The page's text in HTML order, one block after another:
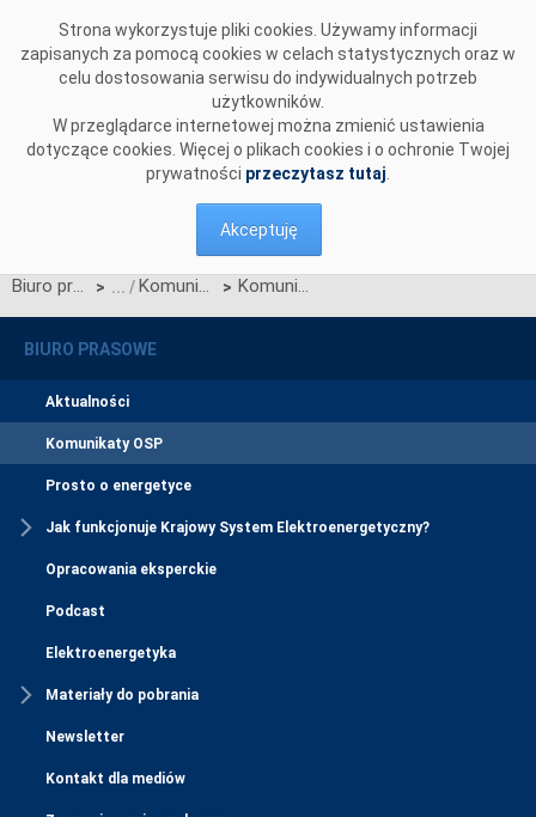
Strona wykorzystuje pliki cookies. Używamy informacji
zapisanych za pomocą cookies w celach statystycznych oraz w
celu dostosowania serwisu do indywidualnych potrzeb
użytkowników.
W przeglądarce internetowej można zmienić ustawienia
dotyczące cookies. Więcej o plikach cookies i o ochronie Twojej
prywatności przeczytasz tutaj
Akceptuję
Biuro prasowe > Komunikaty OSP > Komunikat OSP dotyczący zawieszenia procesu Jednolitego łączenia Rynku Dnia Bieżącego
BIURO PRASOWE
Aktualności
Komunikaty OSP
Prosto o energetyce
Jak funkcjonuje Krajowy System Elektroenergetyczny?
Opracowania eksperckie
Podcast
Elektroenergetyka
Materiały do pobrania
Newsletter
Kontakt dla mediów